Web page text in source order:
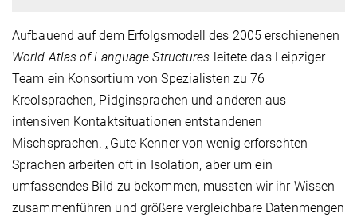
Aufbauend auf dem Erfolgsmodell des 2005 erschienenen
World Atlas of Language Structures leitete das Leipziger
Team ein Konsortium von Spezialisten zu 76
Kreolsprachen, Pidginsprachen und anderen aus
intensiven Kontaktsituationen entstandenen
Mischsprachen. „Gute Kenner von wenig erforschten
Sprachen arbeiten oft in Isolation, aber um ein
umfassendes Bild zu bekommen, mussten wir ihr Wissen
zusammenführen und größere vergleichbare Datenmengen